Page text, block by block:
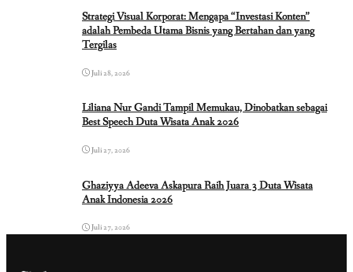
Strategi Visual Korporat: Mengapa “Investasi Konten”
adalah Pembeda Utama Bisnis yang Bertahan dan yang
Tergilas
Juli 28, 2026
Liliana Nur Gandi Tampil Memukau, Dinobatkan sebagai
Best Speech Duta Wisata Anak 2026
Juli 27, 2026
Ghaziyya Adeeva Askapura Raih Juara 3 Duta Wisata
Anak Indonesia 2026
Juli 27, 2026